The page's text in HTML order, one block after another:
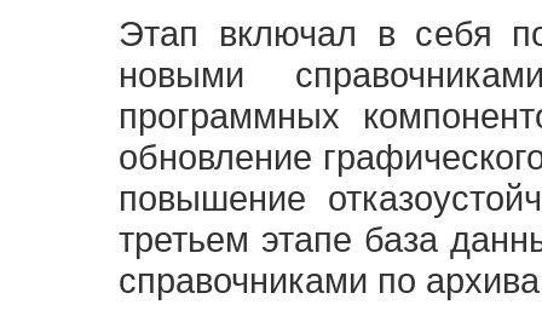
Этап включал в себя
новыми
программных
обновление
повышение
третьем этапе база
справочниками по